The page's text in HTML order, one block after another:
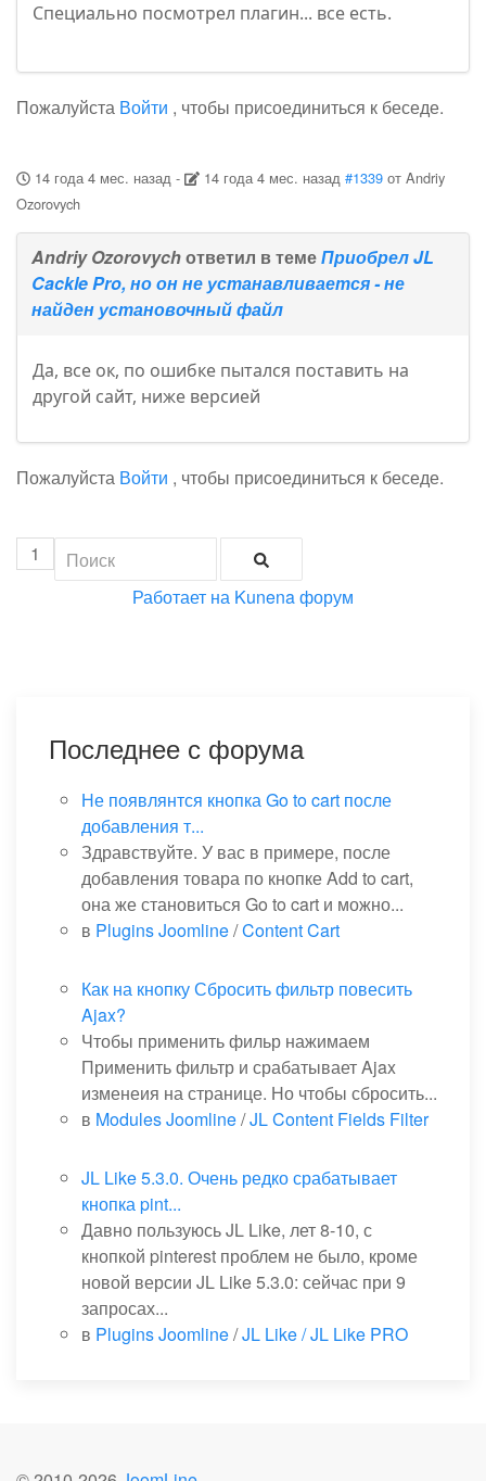
Специально посмотрел плагин... все есть.
Пожалуйста Войти , чтобы присоединиться к беседе.
14 года 4 мес. назад- 14 года 4 мес. назад #1339 отAndriy
Ozorovych
Andriy Ozorovychответил в темеПриобрел JL
Cackle Pro, но он не устанавливается - не
найден установочный файл
Да, все ок, по ошибке пытался поставить на
другой сайт, ниже версией
Пожалуйста Войти , чтобы присоединиться к беседе.
1
Работает на Kunena форум
Последнее с форума
Не появлянтся кнопка Go to cart после
добавления т...
Здравствуйте. У вас в примере, после
добавления товара по кнопке Add to cart,
она же становиться Go to cart и можно...
в Plugins Joomline/Content Cart
Как на кнопку Сбросить фильтр повесить
Ajax?
Чтобы применить фильр нажимаем
Применить фильтр и срабатывает Ajax
изменеия на странице. Но чтобы сбросить...
в Modules Joomline/JL Content Fields Filter
JL Like 5.3.0. Очень редко срабатывает
кнопка pint...
Давно пользуюсь JL Like, лет 8-10, с
кнопкой pinterest проблем не было, кроме
новой версии JL Like 5.3.0: сейчас при 9
запросах...
в Plugins Joomline/JL Like / JL Like PRO